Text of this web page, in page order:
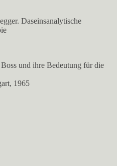
Daseinsanalytische
und ihre Bedeutung für die
1965